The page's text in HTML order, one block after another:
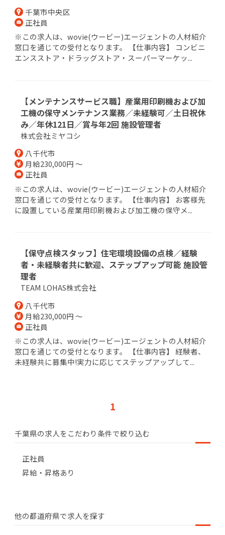
千葉市中央区
正社員
※この求人は、wovie(ウービー)エージェントの人材紹介
窓口を通じての受付となります。 【仕事内容】 コンビニ
エンスストア・ドラッグストア・スーパーマーケッ...
【メンテナンスサービス職】産業用印刷機および加
工機の保守メンテナンス業務／未経験可／⼟⽇祝休
み／年休121日／賞与年2回 施設管理者
株式会社ミヤコシ
八千代市
月給230,000円 ～
正社員
※この求人は、wovie(ウービー)エージェントの人材紹介
窓口を通じての受付となります。 【仕事内容】 お客様先
に設置している産業用印刷機および加工機の保守メ...
【保守点検スタッフ】住宅環境設備の点検／経験
者・未経験者共に歓迎、ステップアップ可能 施設管
理者
TEAM LOHAS株式会社
八千代市
月給230,000円 ～
正社員
※この求人は、wovie(ウービー)エージェントの人材紹介
窓口を通じての受付となります。 【仕事内容】 経験者、
未経験共に募集中!実力に応じてステップアップして...
1
千葉県の求人をこだわり条件で絞り込む
正社員
昇給・昇格あり
他の都道府県で求人を探す